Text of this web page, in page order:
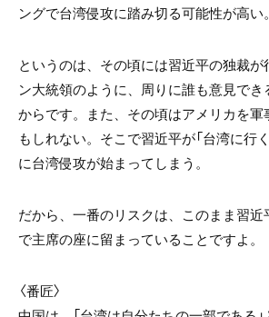
ングで台湾侵攻に踏み切る可能性が高い。
というのは、その頃には習近平の独裁
ン大統領のように、周りに誰も意見で
からです。また、その頃はアメリカを
もしれない。そこで習近平が「台湾に行
に台湾侵攻が始まってしまう。
だから、一番のリスクは、このまま習近
で主席の座に留まっていることですよ。
〈番匠〉